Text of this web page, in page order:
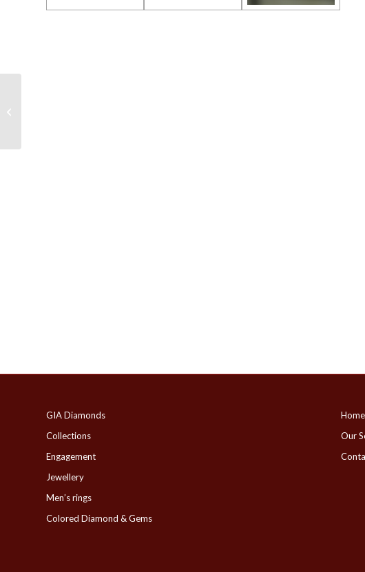
GIA Diamonds
Collections
Engagement
Jewellery
Men’s rings
Colored Diamond & Gems
Home
Our